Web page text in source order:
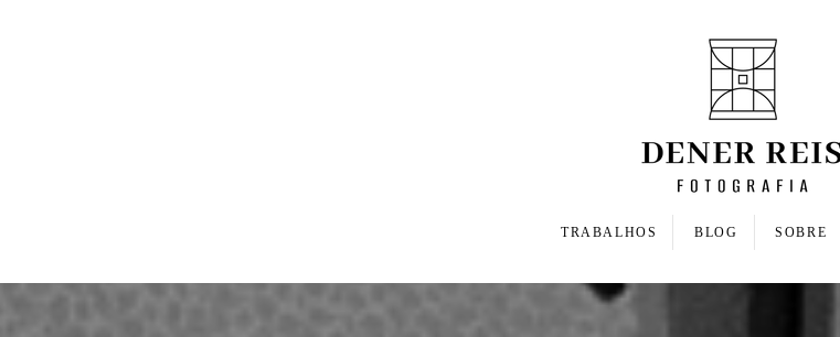
TRABALHOS BLOG SOBRE